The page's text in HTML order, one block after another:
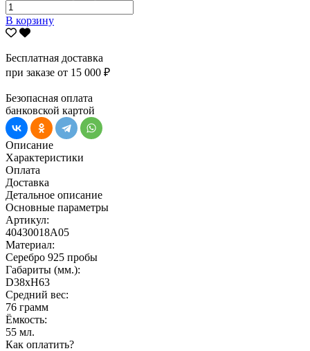
В корзину
Бесплатная доставка
при заказе от 15 000 ₽
Безопасная оплата
банковской картой
Описание
Характеристики
Оплата
Доставка
Детальное описание
Основные параметры
Артикул:
40430018А05
Материал:
Серебро 925 пробы
Габариты (мм.):
D38хH63
Средний вес:
76 грамм
Ёмкость:
55 мл.
Как оплатить?